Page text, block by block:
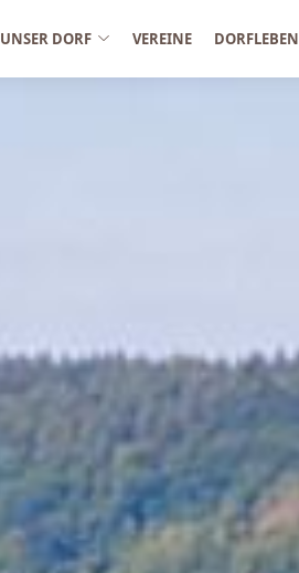
UNSER DORF VEREINE DORFLEBEN